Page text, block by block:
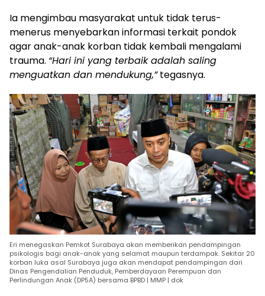
Ia mengimbau masyarakat untuk tidak terus-
menerus menyebarkan informasi terkait pondok
agar anak-anak korban tidak kembali mengalami
trauma. “Hari ini yang terbaik adalah saling
menguatkan dan mendukung,”tegasnya.
Eri menegaskan Pemkot Surabaya akan memberikan pendampingan
psikologis bagi anak-anak yang selamat maupun terdampak. Sekitar 20
korban luka asal Surabaya juga akan mendapat pendampingan dari
Dinas Pengendalian Penduduk, Pemberdayaan Perempuan dan
Perlindungan Anak (DP5A) bersama BPBD | MMP | dok